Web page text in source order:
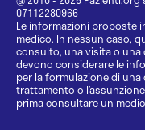
07112280966
Le informazioni proposte
medico. In nessun caso,
consulto, una visita o una
devono considerare le
per la formulazione di
trattamento o
prima consultare un